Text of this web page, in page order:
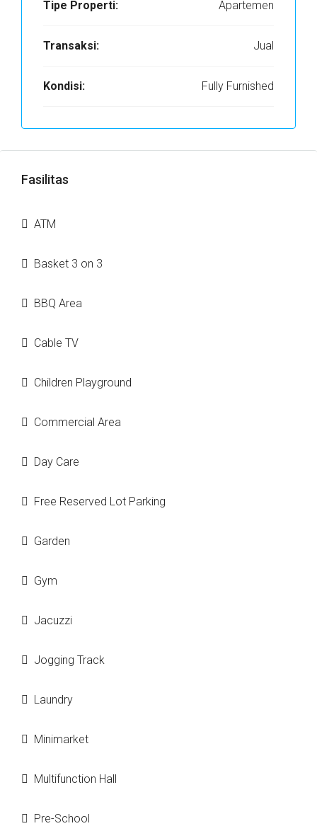
Tipe Properti: Apartemen
Transaksi: Jual
Kondisi: Fully Furnished
Fasilitas
ATM
Basket 3 on 3
BBQ Area
Cable TV
Children Playground
Commercial Area
Day Care
Free Reserved Lot Parking
Garden
Gym
Jacuzzi
Jogging Track
Laundry
Minimarket
Multifunction Hall
Pre-School